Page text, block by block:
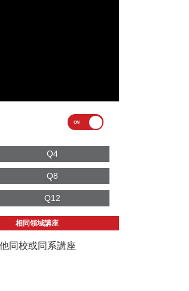
Q4
Q8
Q12
相同領域講座
同校或同系講座